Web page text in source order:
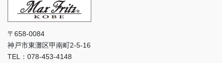
〒658-0084
神戸市東灘区甲南町2-5-16
TEL：078-453-4148